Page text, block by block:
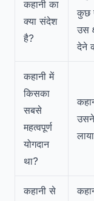
कहानी का
क्या संदेश
है?
कुछ
उस
देने
कहानी में
किसका
सबसे
महत्वपूर्ण
योगदान
था?
कहानी से